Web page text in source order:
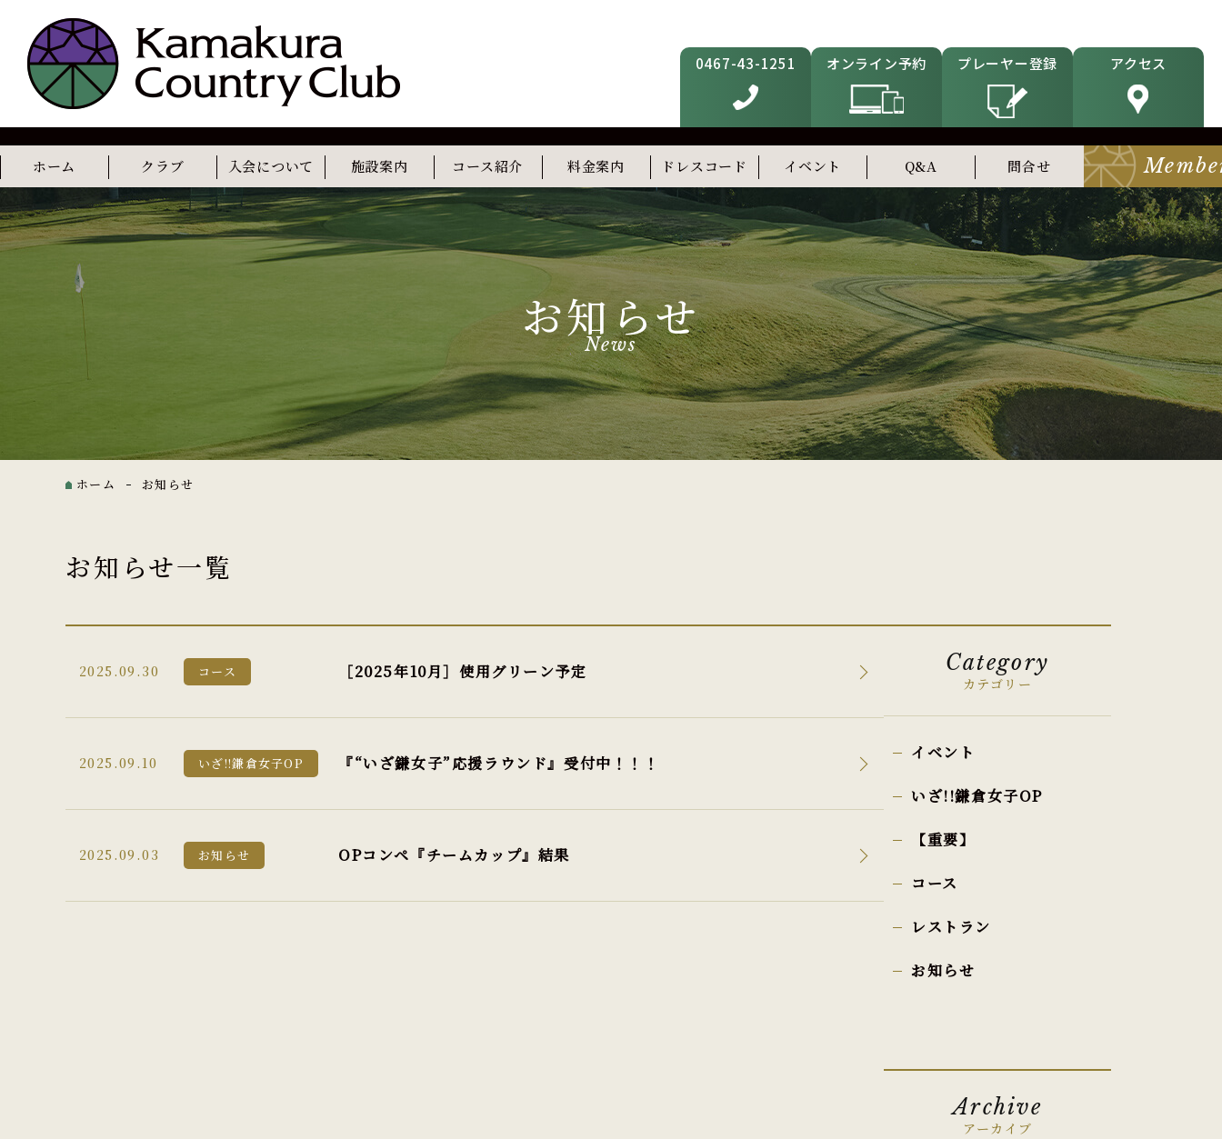
0467-43-1251 オンライン予約 プレーヤー登録 アクセス
ホーム クラブ
コンセプト 歴史
入会について 施設案内
レストラン カフェ フィットネス スタディルーム(準備中) 屋上テラス(準備中)
コース紹介 料金案内 ドレスコード イベント Q&A 問合せ
お知らせ
News
ホーム お知らせ
お知らせ一覧
2025.09.30 コース ［2025年10月］使用グリーン予定
2025.09.10 いざ!!鎌倉女子OP 『“いざ鎌女子”応援ラウンド』受付中！！！
2025.09.03 お知らせ OPコンペ『チームカップ』結果
Category
カテゴリー
イベント
いざ!!鎌倉女子OP
【重要】
コース
レストラン
お知らせ
Archive
アーカイブ